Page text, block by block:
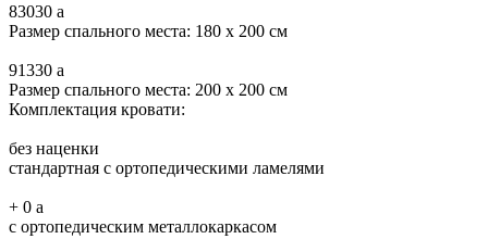
83030 a
Размер спального места: 180 x 200 см
91330 a
Размер спального места: 200 x 200 см
Комплектация кровати:
без наценки
стандартная с ортопедическими ламелями
+ 0 a
с ортопедическим металлокаркасом